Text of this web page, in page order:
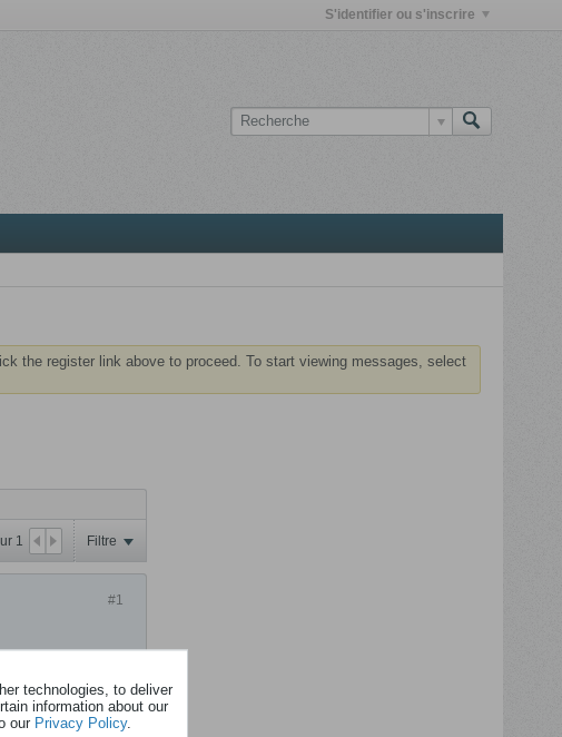
S'identifier ou s'inscrire
the register link above to proceed. To start viewing messages, select
1 Filtre
#1
technologies, to deliver
information about our
our Privacy Policy.